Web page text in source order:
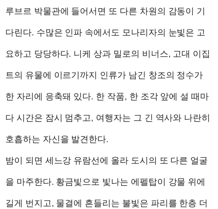
루브르 박물관에 들어서면 또 다른 차원의 감동이 기
다린다. 수많은 인파 속에서도 모나리자의 눈빛은 고
요하고 당당하다. 니케 상과 밀로의 비너스, 고대 이집
트의 유물에 이르기까지 인류가 남긴 창조의 정수가
한 자리에 응축돼 있다. 한 작품, 한 조각 앞에 설 때마
다 시간은 잠시 멈추고, 여행자는 그 긴 역사와 나란히
호흡하는 자신을 발견한다.
밤이 되면 세느강 유람선에 올라 도시의 또 다른 얼굴
을 마주한다. 황금빛으로 빛나는 에펠탑이 강물 위에
길게 번지고, 물결에 흔들리는 불빛은 파리를 한층 더